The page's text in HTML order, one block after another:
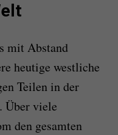
mit Abstand
heutige westliche
Teilen in der
Über viele
den gesamten